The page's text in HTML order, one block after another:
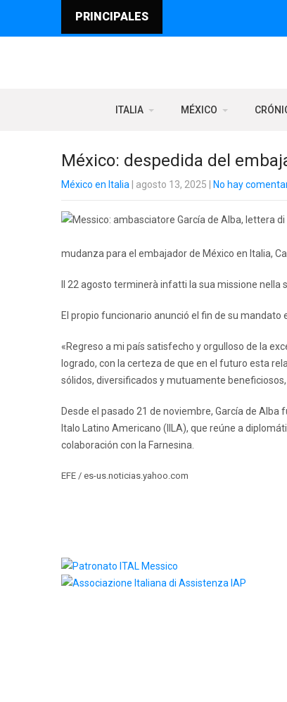
PRINCIPALES
ITALIA MÉXICO
México: despedida del
México en Italia | agosto 13, 2025 No hay
mudanza para el embajador de México en Italia,
Il 22 agosto terminerà infatti la sua missione nella
El propio funcionario anunció el fin de su
«Regreso a mi país satisfecho y orgulloso de la
logrado, con la certeza de que en el futuro esta
sólidos, diversificados y mutuamente
Desde el pasado 21 de noviembre, García de
Italo Latino Americano (IILA), que reúne a
colaboración con la Farnesina.
EFE / es-us.noticias.yahoo.com